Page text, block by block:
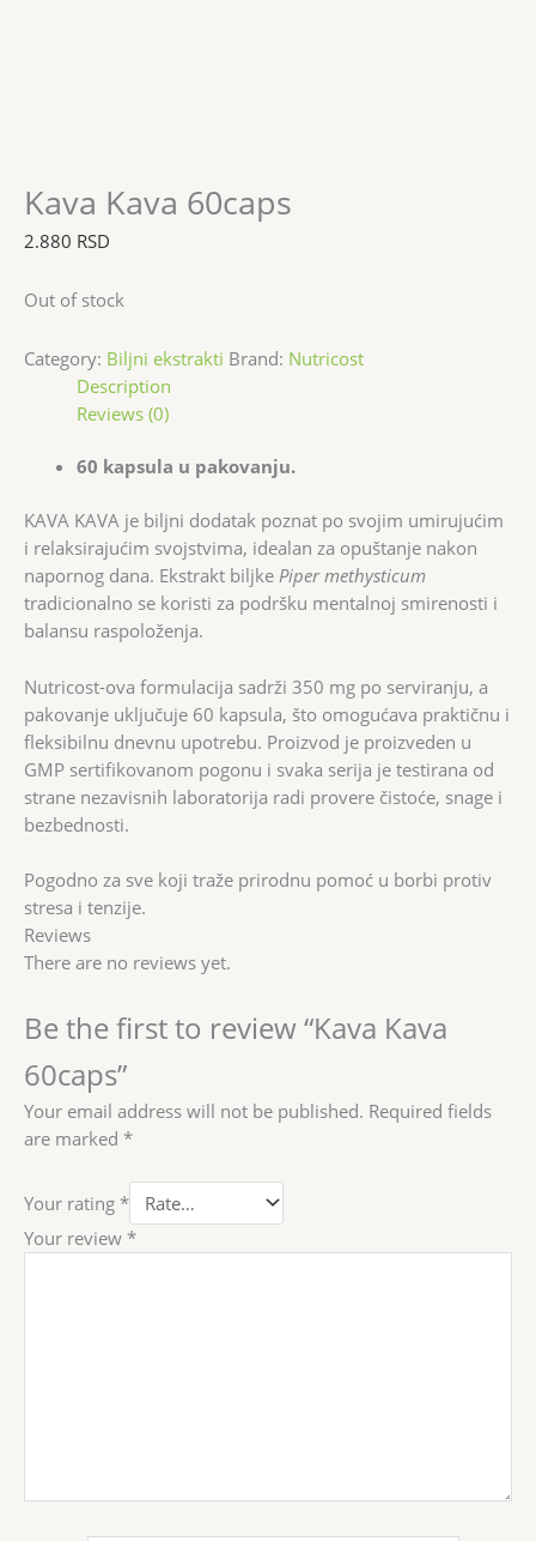
Kava Kava 60caps
2.880 RSD
Out of stock
Category: Biljni ekstrakti Brand: Nutricost
Description
Reviews (0)
60 kapsula u pakovanju.
KAVA KAVA je biljni dodatak poznat po svojim umirujućim
i relaksirajućim svojstvima, idealan za opuštanje nakon
napornog dana. Ekstrakt biljke Piper methysticum
tradicionalno se koristi za podršku mentalnoj smirenosti i
balansu raspoloženja.
Nutricost-ova formulacija sadrži 350 mg po serviranju, a
pakovanje uključuje 60 kapsula, što omogućava praktičnu i
fleksibilnu dnevnu upotrebu. Proizvod je proizveden u
GMP sertifikovanom pogonu i svaka serija je testirana od
strane nezavisnih laboratorija radi provere čistoće, snage i
bezbednosti.
Pogodno za sve koji traže prirodnu pomoć u borbi protiv
stresa i tenzije.
Reviews
There are no reviews yet.
Be the first to review “Kava Kava
60caps”
Your email address will not be published. Required fields
are marked *
Your rating *
Your review *